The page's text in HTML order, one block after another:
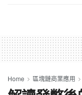
Home 區塊鏈商業應用